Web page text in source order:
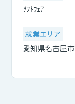
ｿﾌﾄｳｪｱ
就業エリア
愛知県名古屋市